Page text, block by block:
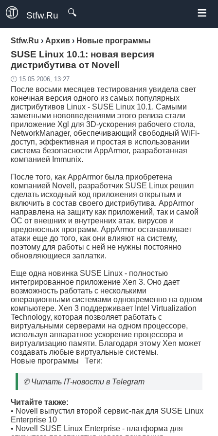
Stfw.Ru 🔍 ≡
Stfw.Ru › Архив › Новые программы
SUSE Linux 10.1: новая версия
дистрибутива от Novell
🕛 15.05.2006, 13:27
После восьми месяцев тестирования увидела свет
конечная версия одного из самых популярных
дистрибутивов Linux - SUSE Linux 10.1. Самыми
заметными нововведениями этого релиза стали
приложение Xgl для 3D-ускорения рабочего стола,
NetworkManager, обеспечивающий свободный WiFi-
доступ, эффективная и простая в использовании
система безопасности AppArmor, разработанная
компанией Immunix.
После того, как AppArmor была приобретена
компанией Novell, разработчик SUSE Linux решил
сделать исходный код приложения открытым и
включить в состав своего дистрибутива. AppArmor
направлена на защиту как приложений, так и самой
ОС от внешних и внутренних атак, вирусов и
вредоносных программ. AppArmor останавливает
атаки еще до того, как они влияют на систему,
поэтому для работы с ней не нужны постоянно
обновляющиеся заплатки.
Еще одна новинка SUSE Linux - полностью
интегрированное приложение Xen 3. Оно дает
возможность работать с несколькими
операционными системами одновременно на одном
компьютере. Xen 3 поддерживает Intel Virtualization
Technology, которая позволяет работать с
виртуальными серверами на одном процессоре,
используя аппаратное ускорение процессора и
виртуализацию памяти. Благодаря этому Xen может
создавать любые виртуальные системы.
Новые программы Теги:
✆Читать IT-новости в Telegram
Читайте также:
• Novell выпустил второй сервис-пак для SUSE Linux
Enterprise 10
• Novell SUSE Linux Enterprise - платформа для